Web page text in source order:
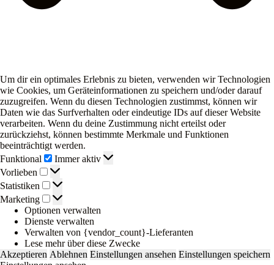
Um dir ein optimales Erlebnis zu bieten, verwenden wir Technologien
wie Cookies, um Geräteinformationen zu speichern und/oder darauf
zuzugreifen. Wenn du diesen Technologien zustimmst, können wir
Daten wie das Surfverhalten oder eindeutige IDs auf dieser Website
verarbeiten. Wenn du deine Zustimmung nicht erteilst oder
zurückziehst, können bestimmte Merkmale und Funktionen
beeinträchtigt werden.
Funktional
Funktional
Immer aktiv
Vorlieben
Vorlieben
Statistiken Statistiken
Marketing Marketing
Optionen verwalten
Dienste verwalten
Verwalten von {vendor_count}-Lieferanten
Lese mehr über diese Zwecke
Akzeptieren Ablehnen Einstellungen ansehen Einstellungen speichern